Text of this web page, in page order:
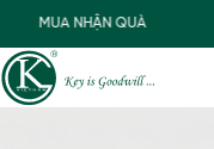
MUA NHẬN QUÀ